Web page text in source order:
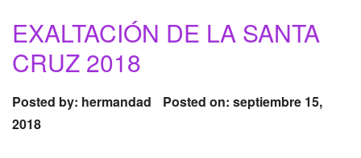
EXALTACIÓN DE LA SANTA
CRUZ 2018
Posted by: hermandad
Posted on: septiembre 15,
2018